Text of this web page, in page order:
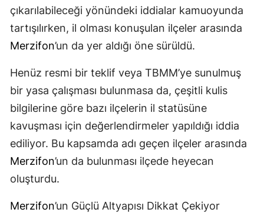
çıkarılabileceği yönündeki iddialar kamuoyunda
tartışılırken, il olması konuşulan ilçeler arasında
Merzifon’un da yer aldığı öne sürüldü.
Henüz resmi bir teklif veya TBMM’ye sunulmuş
bir yasa çalışması bulunmasa da, çeşitli kulis
bilgilerine göre bazı ilçelerin il statüsüne
kavuşması için değerlendirmeler yapıldığı iddia
ediliyor. Bu kapsamda adı geçen ilçeler arasında
Merzifon’un da bulunması ilçede heyecan
oluşturdu.
Merzifon’un Güçlü Altyapısı Dikkat Çekiyor